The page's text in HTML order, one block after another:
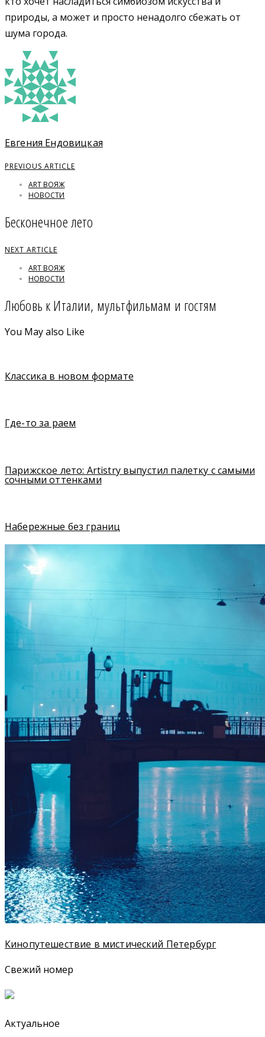
природы, а может и просто ненадолго сбежать от
шума города.
Евгения Ендовицкая
PREVIOUS ARTICLE
ART ВОЯЖ
НОВОСТИ
Бесконечное лето
NEXT ARTICLE
ART ВОЯЖ
НОВОСТИ
Любовь к Италии, мультфильмам и гостям
You May also Like
Классика в новом формате
Где-то за раем
Парижское лето: Artistry выпустил палетку с самыми
сочными оттенками
Набережные без границ
Кинопутешествие в мистический Петербург
Свежий номер
Актуальное